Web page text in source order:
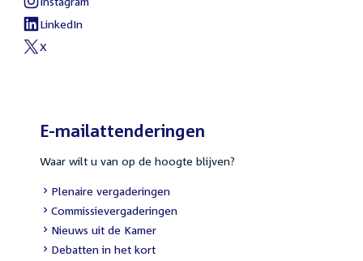
External
link:
External
link:
LinkedIn
External
X
E-mailattenderingen
Waar wilt u van op de hoogte blijven?
External
link:
Plenaire vergaderingen
External
link:
Commissievergaderingen
External
link:
Nieuws uit de Kamer
External
Debatten in het kort